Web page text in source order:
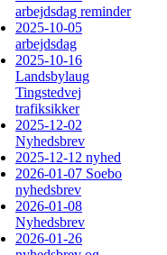
arbejdsdag reminder
2025-10-05
arbejdsdag
2025-10-16
Landsbylaug
Tingstedvej
trafiksikker
2025-12-02
Nyhedsbrev
2025-12-12 nyhed
2026-01-07 Soebo
nyhedsbrev
2026-01-08
Nyhedsbrev
2026-01-26